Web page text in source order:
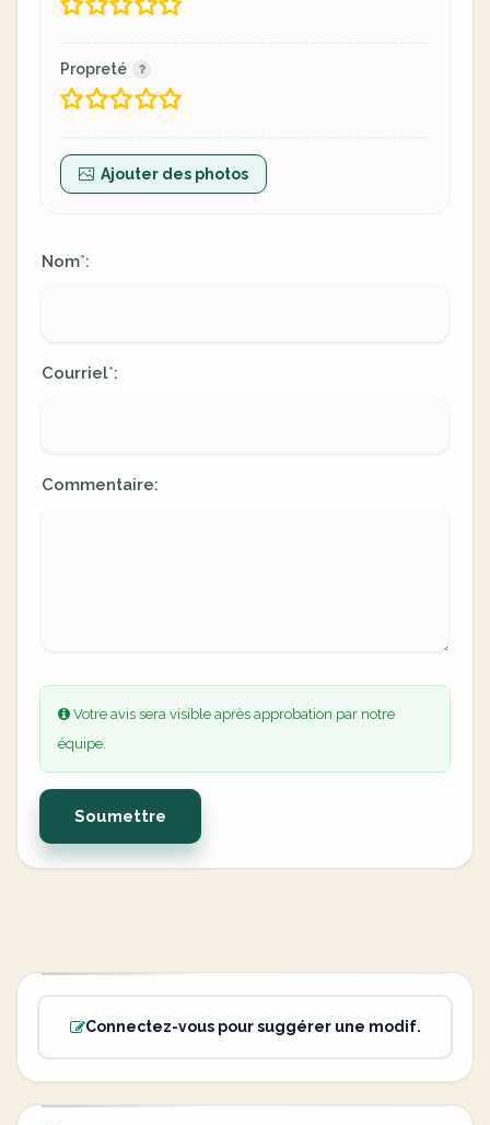
Propreté
Ajouter des photos
Nom*:
Courriel*:
Commentaire:
Votre avis sera visible après approbation par notre
équipe.
Soumettre
Connectez-vous pour suggérer une modif.